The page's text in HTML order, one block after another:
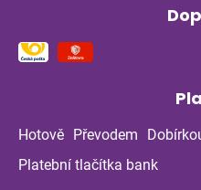
Hotově Převodem
Platební tlačítka bank